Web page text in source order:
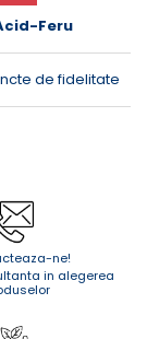
Feru
de fidelitate
ne!
in alegerea